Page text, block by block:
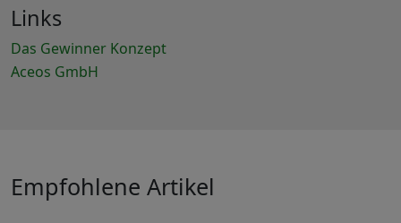
Links
Das Gewinner Konzept
Aceos GmbH
Empfohlene Artikel